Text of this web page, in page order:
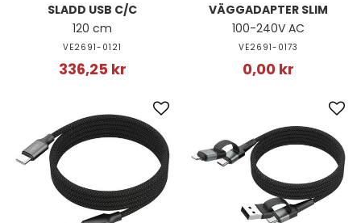
SLADD USB C/C
120 cm
VE2691-0121
336,25 kr
VÄGGADAPTER SLIM
100-240V AC
VE2691-0173
0,00 kr